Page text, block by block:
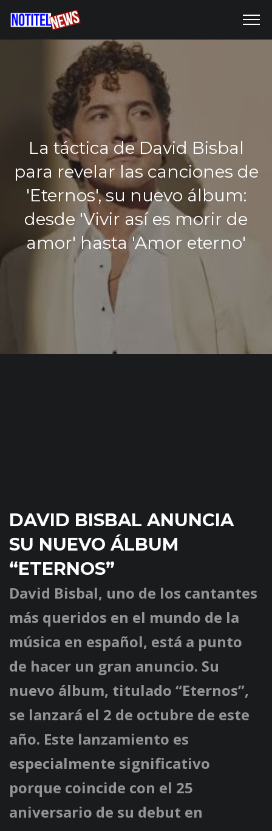
La táctica de David Bisbal
para revelar las canciones de
'Eternos', su nuevo álbum:
desde 'Vivir así es morir de
amor' hasta 'Amor eterno'
DAVID BISBAL ANUNCIA
SU NUEVO ÁLBUM
“ETERNOS”
David Bisbal, uno de los cantantes
más queridos en el mundo de la
música en español, está a punto
de hacer un gran anuncio. Su
nuevo álbum, titulado “Eternos”,
se lanzará el 2 de octubre de este
año. Este lanzamiento es
especialmente significativo
porque coincide con el 25
aniversario de su debut en